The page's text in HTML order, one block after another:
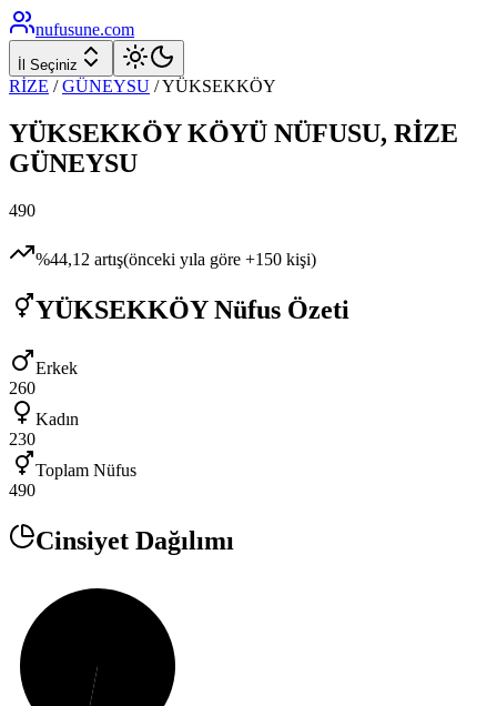
nufusune.com
İl Seçiniz
RİZE / GÜNEYSU /YÜKSEKKÖY
YÜKSEKKÖYKÖYÜ NÜFUSU, RİZE
GÜNEYSU
490
%44,12 artış(önceki yıla göre +150 kişi)
YÜKSEKKÖYNüfus Özeti
Erkek
260
Kadın
230
Toplam Nüfus
490
Cinsiyet Dağılımı